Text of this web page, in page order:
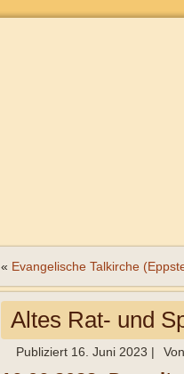
« Evangelische Talkirche
Altes Rat- und
Publiziert 16. Juni 2023 | Von